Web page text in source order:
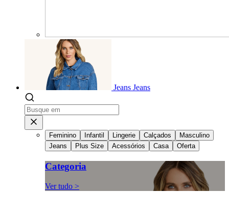
Jeans Jeans
Feminino Infantil Lingerie Calçados
Masculino
Jeans
Plus Size Acessórios Casa Oferta
Categoria
Ver tudo >